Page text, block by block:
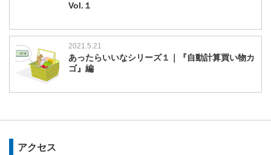
Vol.１
2021.5.21
あったらいいなシリーズ１｜『自動計算買い物カ
ゴ』編
アクセス